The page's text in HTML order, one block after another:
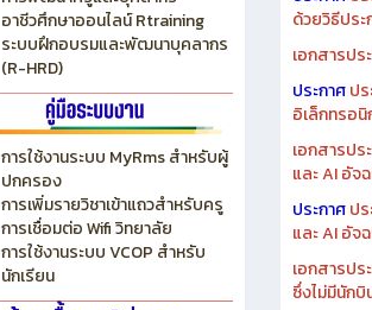
อาชีวศึกษาออนไลน์ Rtraining
ระบบฝึกอบรมและพัฒนาบุคลากร
(R-HRD)
การใช้งานระบบ MyRms สำหรับผู้
ปกครอง
การเพิ่มรายวิชาเข้าแถวสำหรับครู
การเชื่อมต่อ Wifi วิทยาลัย
การใช้งานระบบ VCOP สำหรับ
นักเรียน
ด้วยวิธีปร
เอกสารป
ประกาศป
อิเล็กทรอ
เอกสารป
และ AI อัจ
ประกาศป
และ AI อัจ
เอกสารป
ซึ่งไม่มีนัก